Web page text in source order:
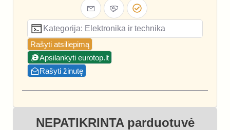
Kategorija: Elektronika ir technika
Rašyti atsiliepimą
Apsilankyti eurotop.lt
Rašyti žinutę
NEPATIKRINTA parduotuvė